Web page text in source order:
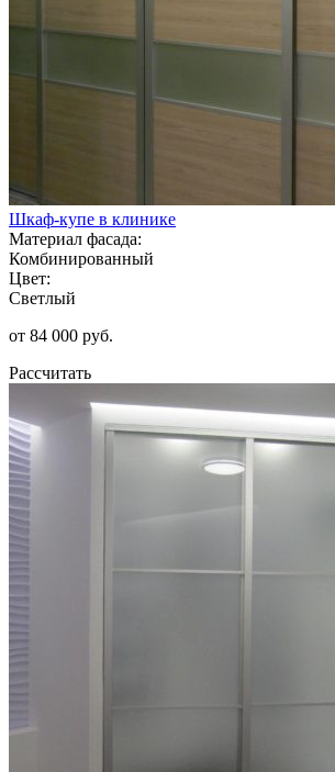
Шкаф-купе в клинике
Материал фасада:
Комбинированный
Цвет:
Светлый
от 84 000 руб.
Рассчитать